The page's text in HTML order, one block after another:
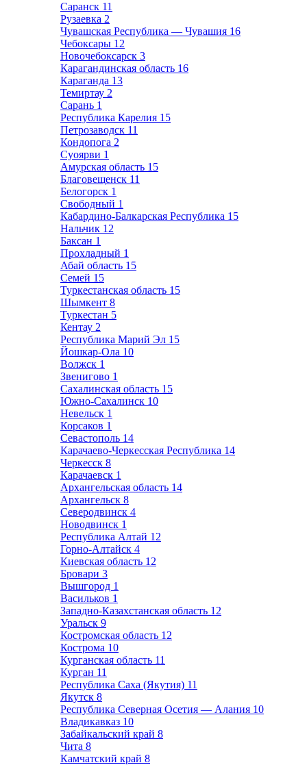
Саранск 11
Рузаевка 2
Чувашская Республика — Чувашия 16
Чебоксары 12
Новочебоксарск 3
Карагандинская область 16
Караганда 13
Темиртау 2
Сарань 1
Республика Карелия 15
Петрозаводск 11
Кондопога 2
Суоярви 1
Амурская область 15
Благовещенск 11
Белогорск 1
Свободный 1
Кабардино-Балкарская Республика 15
Нальчик 12
Баксан 1
Прохладный 1
Абай область 15
Семей 15
Туркестанская область 15
Шымкент 8
Туркестан 5
Кентау 2
Республика Марий Эл 15
Йошкар-Ола 10
Волжск 1
Звенигово 1
Сахалинская область 15
Южно-Сахалинск 10
Невельск 1
Корсаков 1
Севастополь 14
Карачаево-Черкесская Республика 14
Черкесск 8
Карачаевск 1
Архангельская область 14
Архангельск 8
Северодвинск 4
Новодвинск 1
Республика Алтай 12
Горно-Алтайск 4
Киевская область 12
Бровари 3
Вышгород 1
Васильков 1
Западно-Казахстанская область 12
Уральск 9
Костромская область 12
Кострома 10
Курганская область 11
Курган 11
Республика Саха (Якутия) 11
Якутск 8
Республика Северная Осетия — Алания 10
Владикавказ 10
Забайкальский край 8
Чита 8
Камчатский край 8